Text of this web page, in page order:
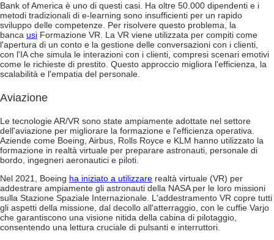
Bank of America è uno di questi casi. Ha oltre 50.000 dipendenti e i
metodi tradizionali di e-learning sono insufficienti per un rapido
sviluppo delle competenze. Per risolvere questo problema, la
banca usi Formazione VR. La VR viene utilizzata per compiti come
l'apertura di un conto e la gestione delle conversazioni con i clienti,
con l'IA che simula le interazioni con i clienti, compresi scenari emotivi
come le richieste di prestito. Questo approccio migliora l'efficienza, la
scalabilità e l'empatia del personale.
Aviazione
Le tecnologie AR/VR sono state ampiamente adottate nel settore
dell'aviazione per migliorare la formazione e l'efficienza operativa.
Aziende come Boeing, Airbus, Rolls Royce e KLM hanno utilizzato la
formazione in realtà virtuale per preparare astronauti, personale di
bordo, ingegneri aeronautici e piloti.
Nel 2021, Boeing ha iniziato a utilizzare realtà virtuale (VR) per
addestrare ampiamente gli astronauti della NASA per le loro missioni
sulla Stazione Spaziale Internazionale. L'addestramento VR copre tutti
gli aspetti della missione, dal decollo all'atterraggio, con le cuffie Varjo
che garantiscono una visione nitida della cabina di pilotaggio,
consentendo una lettura cruciale di pulsanti e interruttori.